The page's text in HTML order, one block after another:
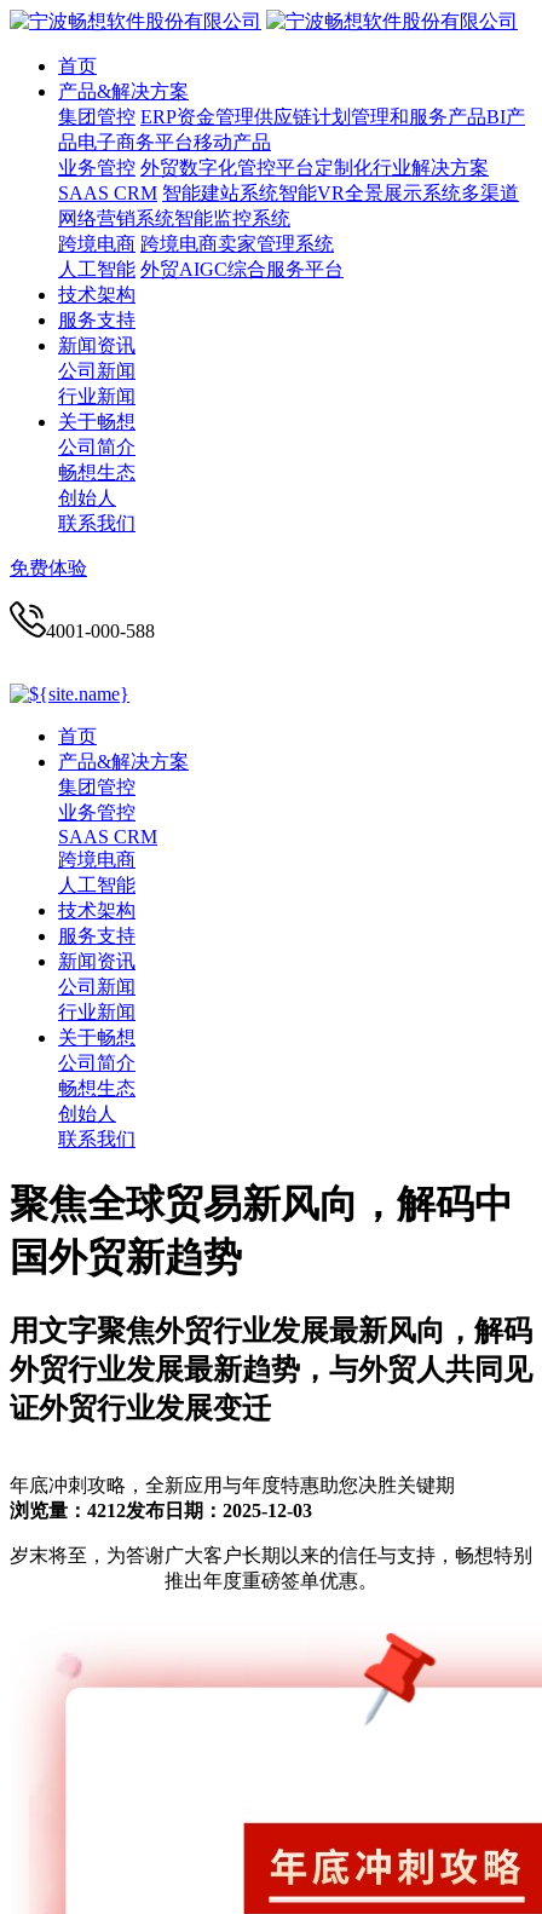
首页
产品&解决方案
集团管控 ERP资金管理供应链计划管理和服务产品BI产
品电子商务平台移动产品
业务管控 外贸数字化管控平台定制化行业解决方案
SAAS CRM 智能建站系统智能VR全景展示系统多渠道
网络营销系统智能监控系统
跨境电商 跨境电商卖家管理系统
人工智能 外贸AIGC综合服务平台
技术架构
服务支持
新闻资讯
公司新闻
行业新闻
关于畅想
公司简介
畅想生态
创始人
联系我们
免费体验
4001-000-588
首页
产品&解决方案
集团管控
业务管控
SAAS CRM
跨境电商
人工智能
技术架构
服务支持
新闻资讯
公司新闻
行业新闻
关于畅想
公司简介
畅想生态
创始人
联系我们
聚焦全球贸易新风向，解码中
国外贸新趋势
用文字聚焦外贸行业发展最新风向，解码
外贸行业发展最新趋势，与外贸人共同见
证外贸行业发展变迁
年底冲刺攻略，全新应用与年度特惠助您决胜关键期
浏览量：4212发布日期：2025-12-03
岁末将至，为答谢广大客户长期以来的信任与支持，畅想特别
推出年度重磅签单优惠。